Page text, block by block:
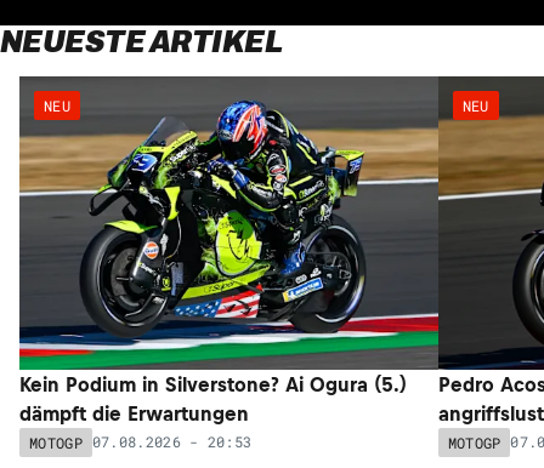
NEUESTE ARTIKEL
NEU
Kein Podium in Silverstone? Ai Ogura (5.)
dämpft die Erwartungen
MOTOGP 07.08.2026 - 20:53
NEU
Pedro
MOTOGP